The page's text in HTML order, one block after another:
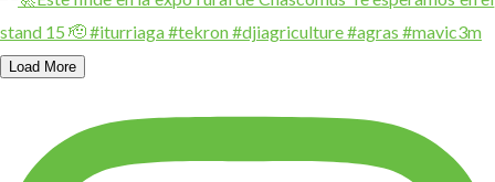
Load More